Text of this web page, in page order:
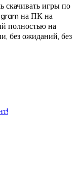
игры по
на ПК на
полностью на
без ожиданий, без